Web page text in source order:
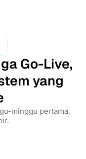
Go-Live,
yang
minggu pertama,